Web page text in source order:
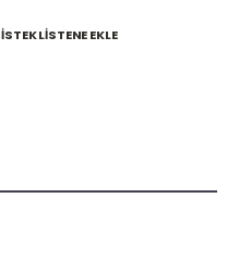
İSTEK LISTENE EKLE